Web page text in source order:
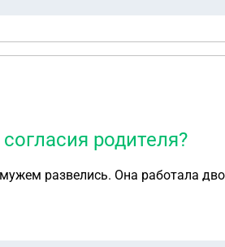
родителя?
развелись. Она работала